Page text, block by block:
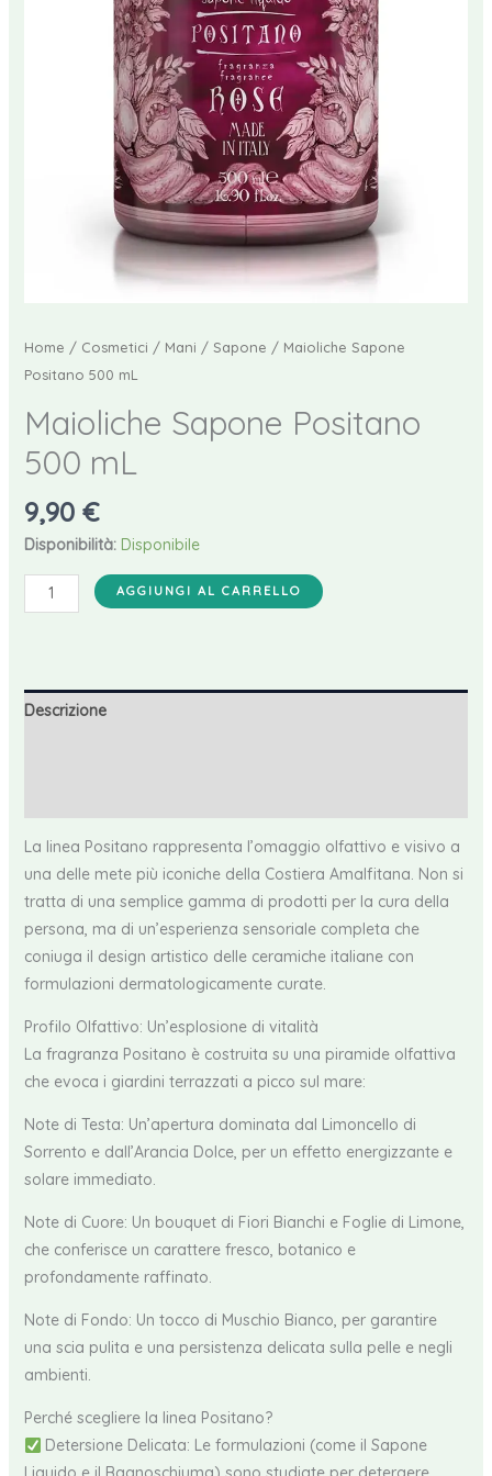
Home / Cosmetici / Mani / Sapone / Maioliche Sapone
Positano 500 mL
Maioliche Sapone Positano
500 mL
9,90 €
Disponibilità: Disponibile
Maioliche
Sapone
mL
AGGIUNGI AL CARRELLO
Descrizione
La linea Positano rappresenta l’omaggio olfattivo e visivo a
una delle mete più iconiche della Costiera Amalfitana. Non si
tratta di una semplice gamma di prodotti per la cura della
persona, ma di un’esperienza sensoriale completa che
coniuga il design artistico delle ceramiche italiane con
formulazioni dermatologicamente curate.
Profilo Olfattivo: Un’esplosione di vitalità
La fragranza Positano è costruita su una piramide olfattiva
che evoca i giardini terrazzati a picco sul mare:
Note di Testa: Un’apertura dominata dal Limoncello di
Sorrento e dall’Arancia Dolce, per un effetto energizzante e
solare immediato.
Note di Cuore: Un bouquet di Fiori Bianchi e Foglie di Limone,
che conferisce un carattere fresco, botanico e
profondamente raffinato.
Note di Fondo: Un tocco di Muschio Bianco, per garantire
una scia pulita e una persistenza delicata sulla pelle e negli
ambienti.
Perché scegliere la linea Positano?
Detersione Delicata: Le formulazioni (come il Sapone